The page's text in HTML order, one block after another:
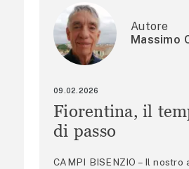
Autore
Massimo
09.02.2026
Fiorentina, il
di passo
CAMPI BISENZIO – Il